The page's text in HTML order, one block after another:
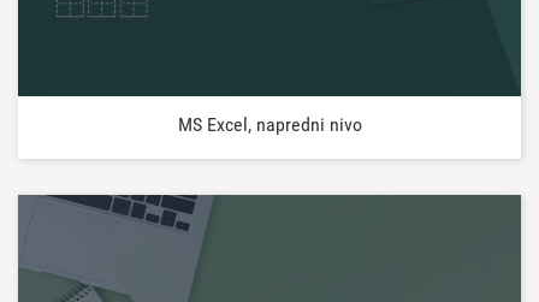
MS Excel, napredni nivo